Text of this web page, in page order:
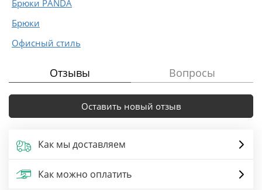
Брюки PANDA
Брюки
Офисный стиль
Отзывы Вопросы
Оставить новый отзыв
Как мы доставляем
Как можно оплатить